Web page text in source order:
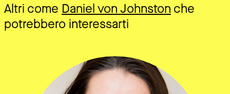
Altri come Daniel von Johnston che
potrebbero interessarti